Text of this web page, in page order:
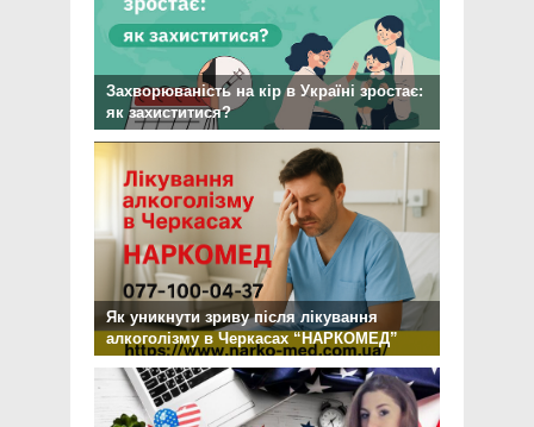
Захворюваність на кір в Україні зростає:
як захиститися?
Як уникнути зриву після лікування
алкоголізму в Черкасах “НАРКОМЕД”